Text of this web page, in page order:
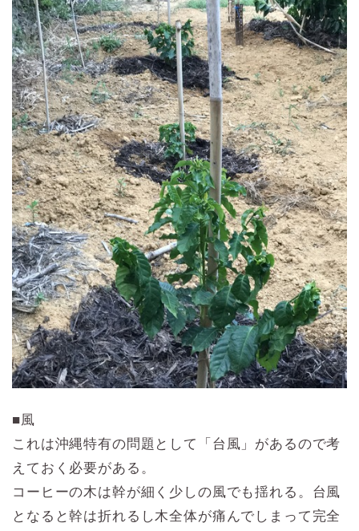
■風
これは沖縄特有の問題として「台風」があるので考
えておく必要がある。
コーヒーの木は幹が細く少しの風でも揺れる。台風
となると幹は折れるし木全体が痛んでしまって完全